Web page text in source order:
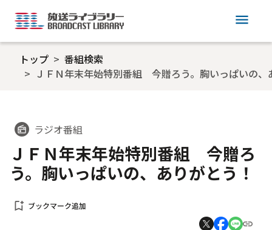
menu
トップ
番組検索
ＪＦＮ年末年始特別番組 今贈ろう。胸いっぱいの、
radio ラジオ番組
ＪＦＮ年末年始特別番組 今贈ろ
う。胸いっぱいの、ありがとう！
bookmark_add ブックマーク追加